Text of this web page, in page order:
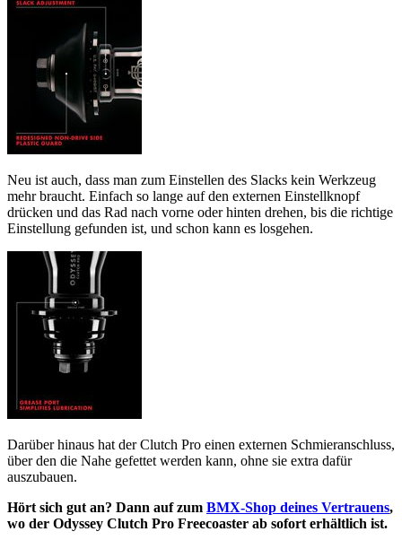
Neu ist auch, dass man zum Einstellen des Slacks kein Werkzeug
mehr braucht. Einfach so lange auf den externen Einstellknopf
drücken und das Rad nach vorne oder hinten drehen, bis die richtige
Einstellung gefunden ist, und schon kann es losgehen.
Darüber hinaus hat der Clutch Pro einen externen Schmieranschluss,
über den die Nahe gefettet werden kann, ohne sie extra dafür
auszubauen.
Hört sich gut an? Dann auf zum BMX-Shop deines Vertrauens,
wo der Odyssey Clutch Pro Freecoaster ab sofort erhältlich ist.